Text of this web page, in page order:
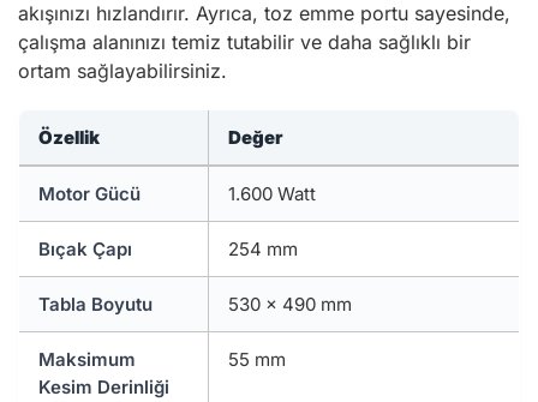
akışınızı hızlandırır. Ayrıca, toz emme portu sayesinde,
çalışma alanınızı temiz tutabilir ve daha sağlıklı bir
ortam sağlayabilirsiniz.
Özellik Değer
Motor Gücü 1.600 Watt
Bıçak Çapı 254 mm
Tabla Boyutu 530 x 490 mm
Maksimum
Kesim Derinliği
55 mm